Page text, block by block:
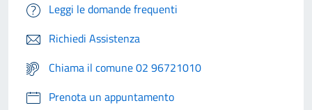
Leggi le domande frequenti
Richiedi Assistenza
Chiama il comune 02 96721010
Prenota un appuntamento